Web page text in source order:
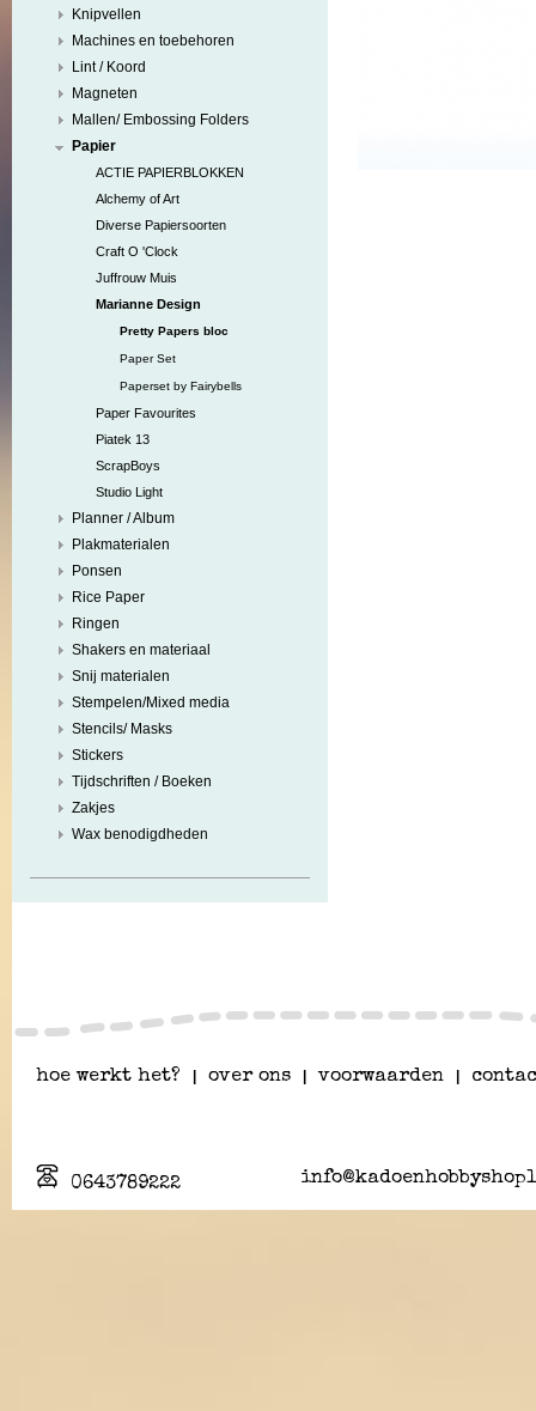
Knipvellen
Machines en toebehoren
Lint / Koord
Magneten
Mallen/ Embossing Folders
Papier
ACTIE PAPIERBLOKKEN
Alchemy of Art
Diverse Papiersoorten
Craft O 'Clock
Juffrouw Muis
Marianne Design
Pretty Papers bloc
Paper Set
Paperset by Fairybells
Paper Favourites
Piatek 13
ScrapBoys
Studio Light
Planner / Album
Plakmaterialen
Ponsen
Rice Paper
Ringen
Shakers en materiaal
Snij materialen
Stempelen/Mixed media
Stencils/ Masks
Stickers
Tijdschriften / Boeken
Zakjes
Wax benodigdheden
hoe werkt het? over ons voorwaarden
0643789222